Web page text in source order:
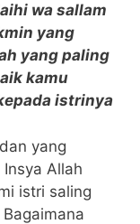
wa sallam
yang
yang paling
kamu
istrinya
yang
Allah
istri saling